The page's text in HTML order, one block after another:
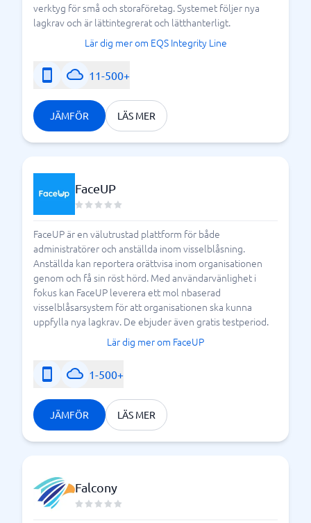
verktyg för små och storaföretag. Systemet följer nya
lagkrav och är lättintegrerat och lätthanterligt.
Lär dig mer om EQS Integrity Line
11-500+
JÄMFÖR LÄS MER
FaceUP
FaceUP är en välutrustad plattform för både
administratörer och anställda inom visselblåsning.
Anställda kan reportera orättvisa inom organisationen
genom och få sin röst hörd. Med användarvänlighet i
fokus kan FaceUP leverera ett mol nbaserad
visselblåsarsystem för att organisationen ska kunna
uppfylla nya lagkrav. De ebjuder även gratis testperiod.
Lär dig mer om FaceUP
1-500+
JÄMFÖR LÄS MER
Falcony